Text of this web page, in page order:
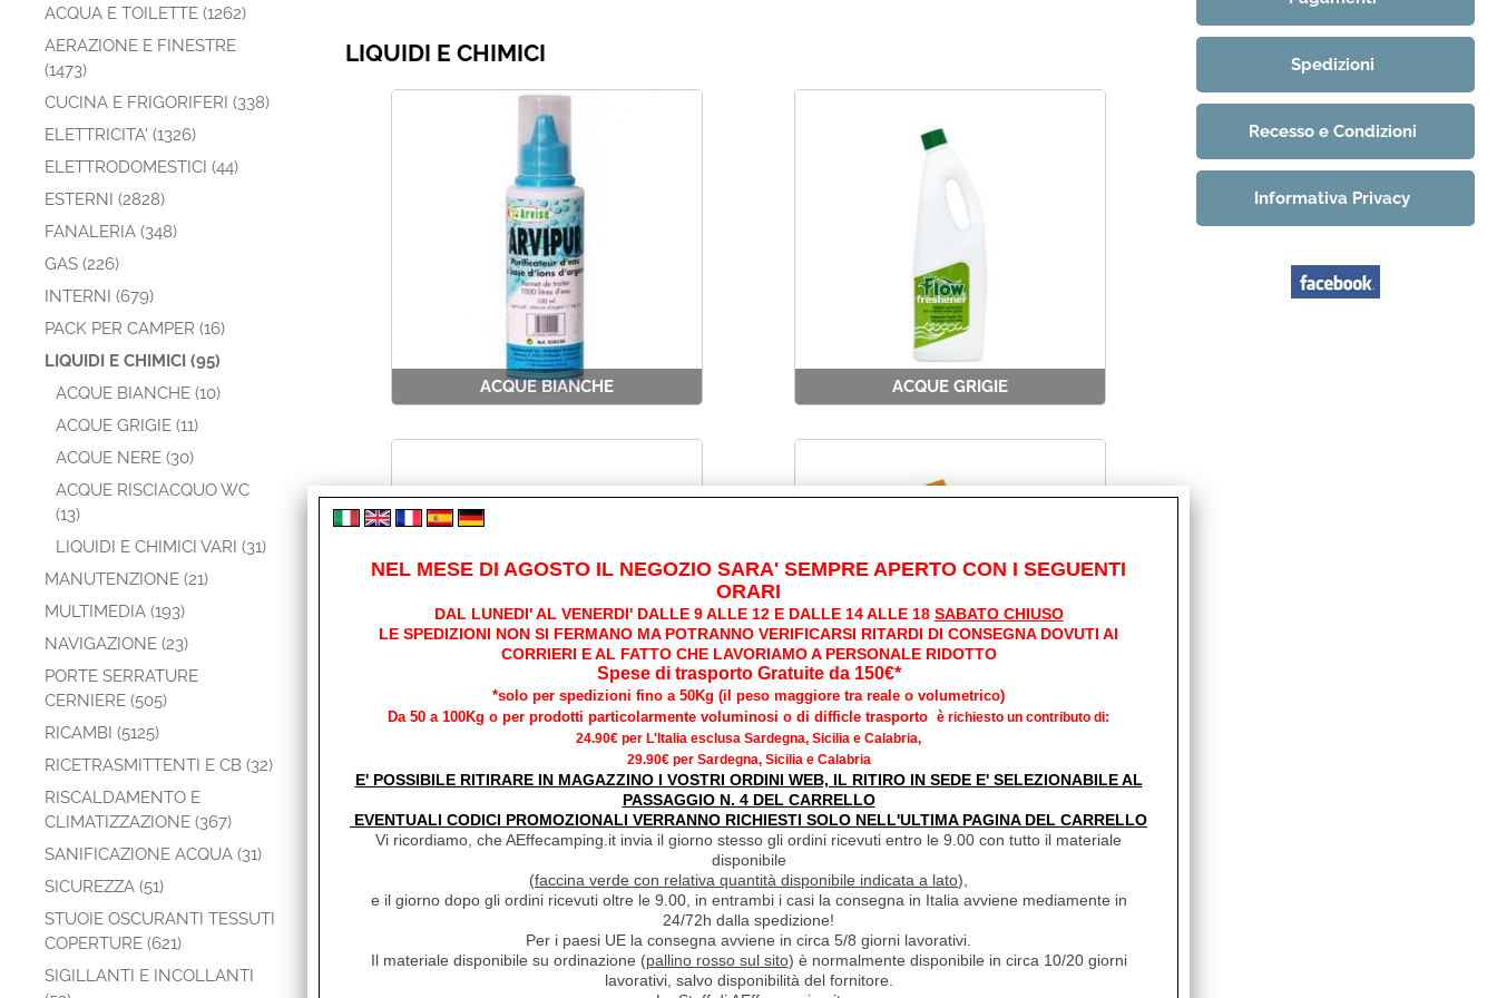
ACQUA E TOILETTE (1262)
AERAZIONE E FINESTRE
(1473)
CUCINA E FRIGORIFERI (338)
ELETTRICITA' (1326)
ELETTRODOMESTICI (44)
ESTERNI (2828)
FANALERIA (348)
GAS (226)
INTERNI (679)
PACK PER CAMPER (16)
LIQUIDI E CHIMICI (95)
ACQUE BIANCHE (10)
ACQUE GRIGIE (11)
ACQUE NERE (30)
ACQUE RISCIACQUO WC
(13)
LIQUIDI E CHIMICI VARI (31)
MANUTENZIONE (21)
MULTIMEDIA (193)
NAVIGAZIONE (23)
PORTE SERRATURE
CERNIERE (505)
RICAMBI (5125)
RICETRASMITTENTI E CB (32)
RISCALDAMENTO E
CLIMATIZZAZIONE (367)
SANIFICAZIONE ACQUA (31)
SICUREZZA (51)
STUOIE OSCURANTI TESSUTI
COPERTURE (621)
SIGILLANTI E INCOLLANTI
LIQUIDI E CHIMICI
ACQUE BIANCHE ACQUE GRIGIE
ACQUE NERE ACQUE RISCIACQUO WC
Spedizioni
Recesso e Condizioni
Informativa Privacy
NEL MESE DI AGOSTO IL NEGOZIO SARA' SEMPRE APERTO CON I SEGUENTI
ORARI
DAL LUNEDI' AL VENERDI' DALLE 9 ALLE 12 E DALLE 14 ALLE 18 SABATO CHIUSO
LE SPEDIZIONI NON SI FERMANO MA POTRANNO VERIFICARSI RITARDI DI CONSEGNA DOVUTI AI
CORRIERI E AL FATTO CHE LAVORIAMO A PERSONALE RIDOTTO
Spese di trasporto Gratuite da 150€*
*solo per spedizioni fino a 50Kg (il peso maggiore tra reale o volumetrico)
Da 50 a 100Kg o per prodotti particolarmente voluminosi o di difficle trasporto è richiesto un contributo di:
24.90€ per L'Italia esclusa Sardegna, Sicilia e Calabria,
29.90€ per Sardegna, Sicilia e Calabria
E' POSSIBILE RITIRARE IN MAGAZZINO I VOSTRI ORDINI WEB, IL RITIRO IN SEDE E' SELEZIONABILE AL
PASSAGGIO N. 4 DEL CARRELLO
EVENTUALI CODICI PROMOZIONALI VERRANNO RICHIESTI SOLO NELL'ULTIMA PAGINA DEL CARRELLO
Vi ricordiamo, che AEffecamping.it invia il giorno stesso gli ordini ricevuti entro le 9.00 con tutto il materiale
disponibile
(faccina verde con relativa quantità disponibile indicata a lato),
e il giorno dopo gli ordini ricevuti oltre le 9.00, in entrambi i casi la consegna in Italia avviene mediamente in
24/72h dalla spedizione!
Per i paesi UE la consegna avviene in circa 5/8 giorni lavorativi.
Il materiale disponibile su ordinazione (pallino rosso sul sito) è normalmente disponibile in circa 10/20 giorni
lavorativi, salvo disponibilità del fornitore.